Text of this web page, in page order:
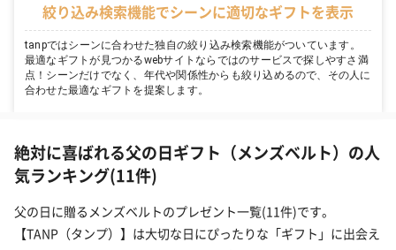
絞り込み検索機能でシーンに適切なギフトを表示
tanpではシーンに合わせた独自の絞り込み検索機能がついています。
最適なギフトが見つかるwebサイトならではのサービスで探しやすさ満
点！シーンだけでなく、年代や関係性からも絞り込めるので、その人に
合わせた最適なギフトを提案します。
絶対に喜ばれる父の日ギフト（メンズベルト）の人
気ランキング(11件)
父の日に贈るメンズベルトのプレゼント一覧(11件)です。
【TANP（タンプ）】は大切な日にぴったりな「ギフト」に出会え